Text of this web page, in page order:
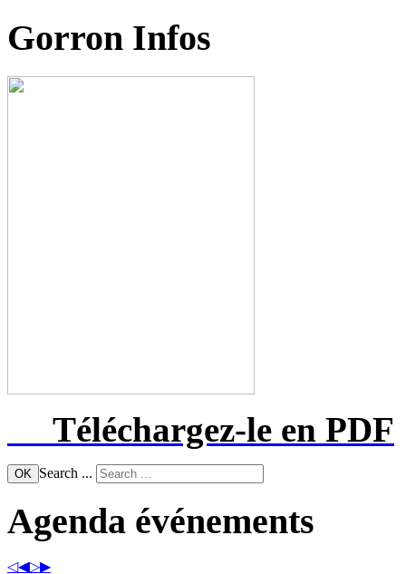
Gorron Infos
Téléchargez-le en PDF
OK Search ...
Agenda événements